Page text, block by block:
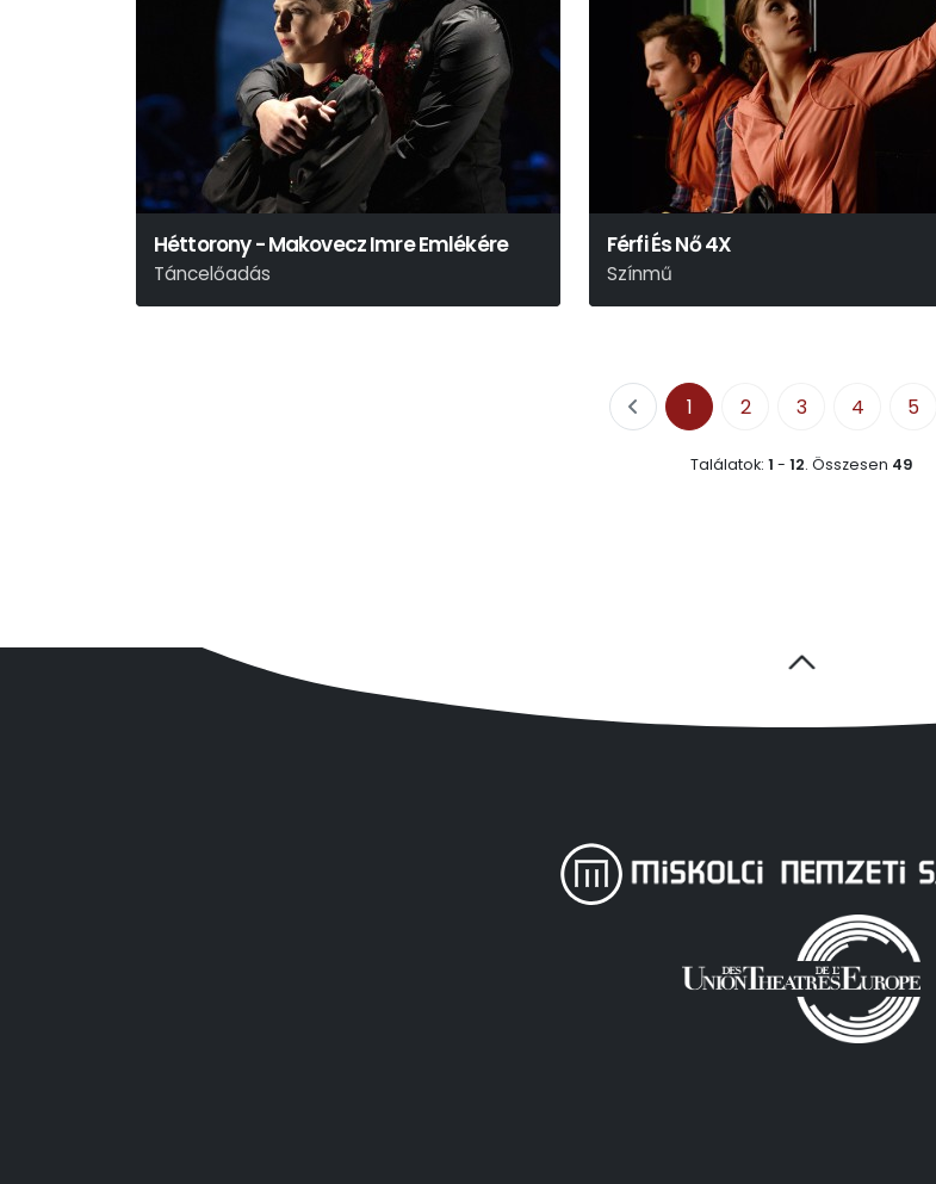
Héttorony - Makovecz Imre Emlékére
Táncelőadás
Férfi És Nő 4X
Színmű
Rusznyák Gábor
1 2 3 4 5
Találatok: 1 - 12. Összesen 49